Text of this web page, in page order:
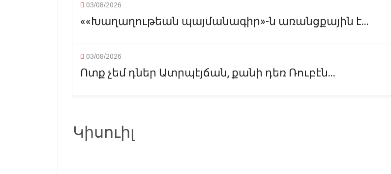
03/08/2026
««Խաղաղութեան պայմանագիր»-ն առանցքային է...
03/08/2026
Ոտք չեմ դներ Ատրպէյճան, քանի դեռ Ռուբէն...
Կիսուիլ